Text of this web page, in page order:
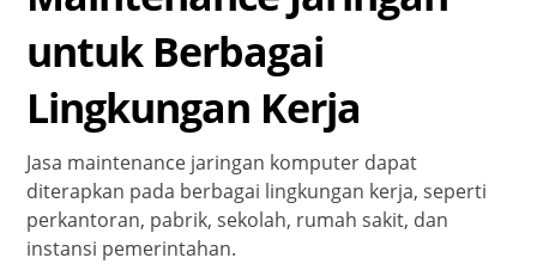
untuk Berbagai
Lingkungan Kerja
Jasa maintenance jaringan komputer dapat
diterapkan pada berbagai lingkungan kerja, seperti
perkantoran, pabrik, sekolah, rumah sakit, dan
instansi pemerintahan.